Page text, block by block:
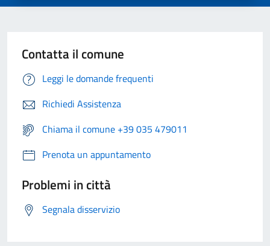
Contatta il comune
Leggi le domande frequenti
Richiedi Assistenza
Chiama il comune +39 035 479011
Prenota un appuntamento
Problemi in città
Segnala disservizio